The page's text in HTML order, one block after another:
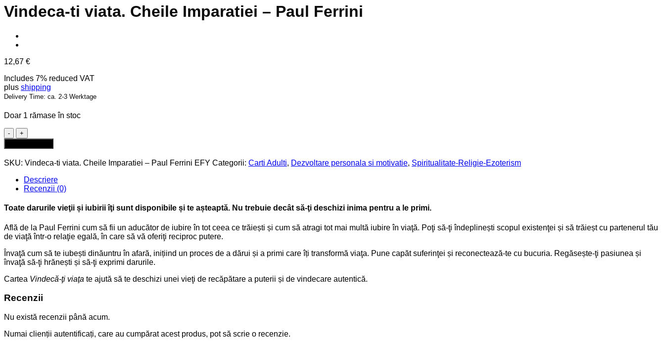
Vindeca-ti viata. Cheile Imparatiei – Paul Ferrini
12,67 €
Includes 7% reduced VAT
plus shipping
Delivery Time: ca. 2-3 Werktage
Doar 1 rămase în stoc
Cantitate
Vindeca-
ti
viata.
Cheile
Imparatiei
Paul
Ferrini
SKU: Vindeca-ti viata. Cheile Imparatiei – Paul Ferrini EFY Categorii: Carti Adulti, Dezvoltare personala si motivatie, Spiritualitate-Religie-Ezoterism
Descriere
Recenzii (0)
Toate darurile vieţii și iubirii îţi sunt disponibile și te așteaptă. Nu trebuie decât să-ţi deschizi inima pentru a le primi.
Află de la Paul Ferrini cum să fii un aducător de iubire în tot ceea ce trăiești și cum să atragi tot mai multă iubire în viaţă. Poţi să-ţi îndeplinești scopul existenţei și să trăieșt cu partenerul tău
de viaţă într-o relaţie egală, în care să vă oferiţi reciproc putere.
Învaţă cum să te iubești dinăuntru în afară, inițiind un proces de a dărui și a primi care îți transformă viaţa. Pune capăt suferinţei și reconectează-te cu bucuria. Regăsește-ţi pasiunea și
învaţă să-ţi hrănești și să-ţi exprimi darurile.
Cartea Vindecă-ţi viaţa te ajută să te deschizi unei vieţi de recăpătare a puterii și de vindecare autentică.
Recenzii
Nu există recenzii până acum.
Numai clienții autentificați, care au cumpărat acest produs, pot să scrie o recenzie.